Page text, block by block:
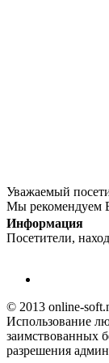
Уважаемый
Мы рекомендуем
Информация
Посетители,
© 2013 online-
Использование
заимствованных
разрешения